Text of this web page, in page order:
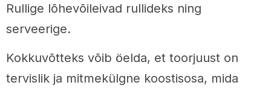
Rullige lõhevõileivad rullideks ning
serveerige.
Kokkuvõtteks võib öelda, et toorjuust on
tervislik ja mitmekülgne koostisosa, mida